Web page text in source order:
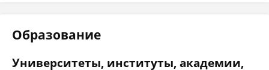
Образование
Университеты, институты, академии,